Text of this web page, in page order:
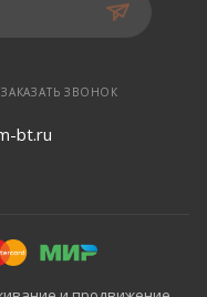
ЗАКАЗАТЬ ЗВОНОК
bt.ru